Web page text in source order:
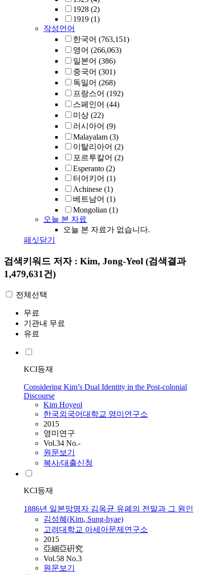
1928 (2)
1919 (1)
작성언어
한국어 (763,151)
영어 (266,063)
일본어 (386)
중국어 (301)
독일어 (268)
프랑스어 (192)
스페인어 (44)
미상 (22)
러시아어 (9)
Malayalam (3)
이탈리아어 (2)
포르투칼어 (2)
Esperanto (2)
터어키어 (1)
Achinese (1)
베트남어 (1)
Mongolian (1)
오늘 본 자료
오늘 본 자료가 없습니다.
패싯닫기
검색키워드 저자 : Kim, Jong-Yeol (검색결과
1,479,631건)
전체선택
무료
기관내 무료
유료
KCI등재
Considering Kim’s Dual Identity in the Post-colonial
Discourse
Kim Hoyeol
한국외국어대학교 영미연구소
2015
영미연구
Vol.34 No.-
원문보기
복사/대출신청
KCI등재
1886년 일본망명자 김옥균 유폐의 전말과 그 원인
김성혜(Kim, Sung-hyae)
고려대학교 아세아문제연구소
2015
亞細亞硏究
Vol.58 No.3
원문보기